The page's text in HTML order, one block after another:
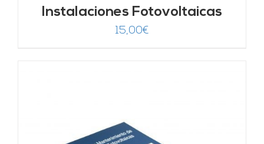
Instalaciones Fotovoltaicas
15,00€